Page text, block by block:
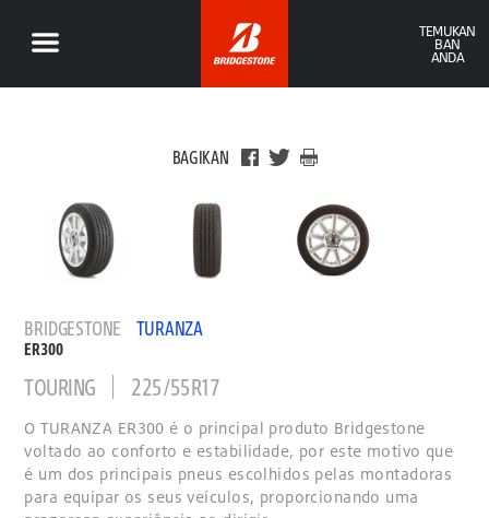
TEMUKAN
BAN
ANDA
BAGIKAN
BRIDGESTONE TURANZA
ER300
TOURING 225/55R17
O TURANZA ER300 é o principal produto Bridgestone
voltado ao conforto e estabilidade, por este motivo que
é um dos principais pneus escolhidos pelas montadoras
para equipar os seus veículos, proporcionando uma